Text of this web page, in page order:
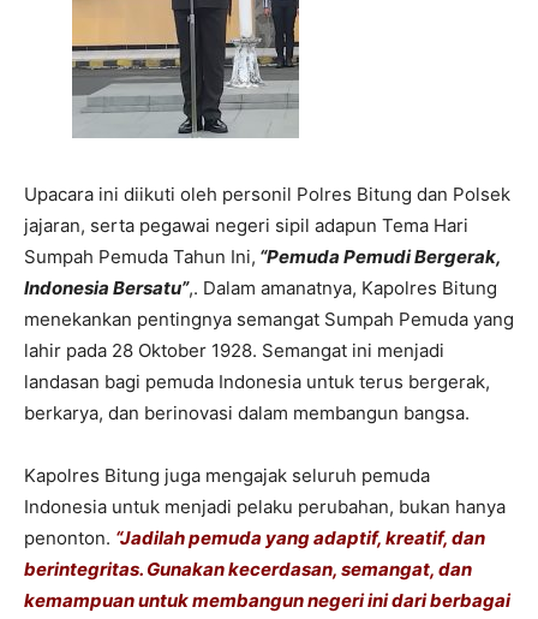
Upacara ini diikuti oleh personil Polres Bitung dan Polsek
jajaran, serta pegawai negeri sipil adapun Tema Hari
Sumpah Pemuda Tahun Ini, “Pemuda Pemudi Bergerak,
Indonesia Bersatu”,. Dalam amanatnya, Kapolres Bitung
menekankan pentingnya semangat Sumpah Pemuda yang
lahir pada 28 Oktober 1928. Semangat ini menjadi
landasan bagi pemuda Indonesia untuk terus bergerak,
berkarya, dan berinovasi dalam membangun bangsa.
Kapolres Bitung juga mengajak seluruh pemuda
Indonesia untuk menjadi pelaku perubahan, bukan hanya
penonton. “Jadilah pemuda yang adaptif, kreatif, dan
berintegritas. Gunakan kecerdasan, semangat, dan
kemampuan untuk membangun negeri ini dari berbagai